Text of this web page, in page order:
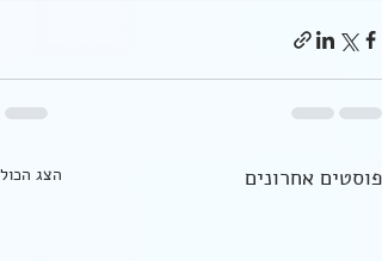
פוסטים אחרונים הצג הכול